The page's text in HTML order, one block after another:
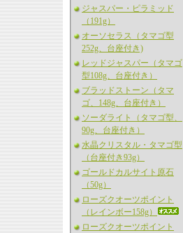
ジャスパー・ピラミッド
（191g）
オーソセラス（タマゴ型
252g、台座付き)
レッドジャスパー（タマゴ
型108g、台座付き）
ブラッドストーン（タマ
ゴ、148g、台座付き）
ソーダライト（タマゴ型、
90g、台座付き）
水晶クリスタル・タマゴ型
（台座付き93g）
ゴールドカルサイト原石
（50g）
ローズクオーツポイント
（レインボー158g）
ローズクオーツポイント